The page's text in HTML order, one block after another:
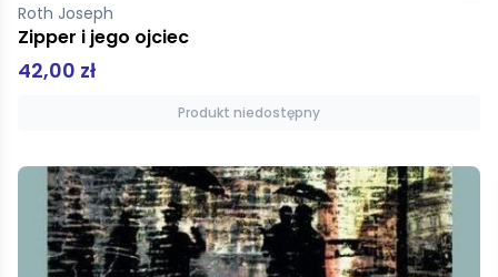
Roth Joseph
Zipper i jego ojciec
42,00 zł
Produkt niedostępny